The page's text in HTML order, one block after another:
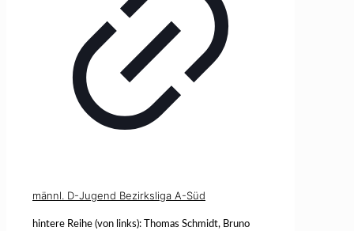
männl. D-Jugend Bezirksliga A-Süd
hintere Reihe (von links): Thomas Schmidt, Bruno